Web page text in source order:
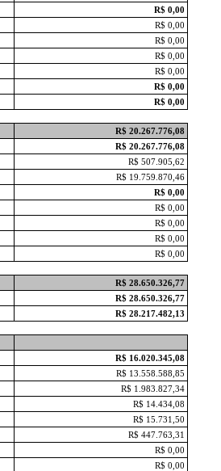
R$ 0,00
R$ 0,00
R$ 0,00
R$ 0,00
R$ 0,00
R$ 0,00
R$ 0,00
R$ 20.267.776,08
R$ 20.267.776,08
R$ 507.905,62
R$ 19.759.870,46
R$ 0,00
R$ 0,00
R$ 0,00
R$ 0,00
R$ 0,00
R$ 28.650.326,77
R$ 28.650.326,77
R$ 28.217.482,13
R$ 16.020.345,08
R$ 13.558.588,85
R$ 1.983.827,34
R$ 14.434,08
R$ 15.731,50
R$ 447.763,31
R$ 0,00
R$ 0,00